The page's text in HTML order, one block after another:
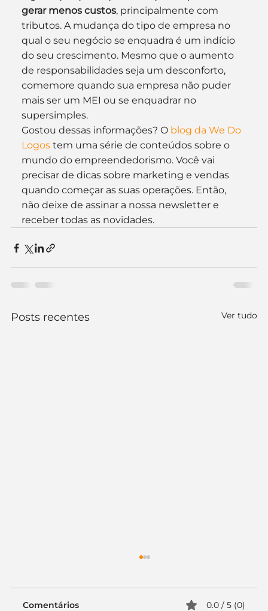
gerar menos custos, principalmente com
tributos. A mudança do tipo de empresa no
qual o seu negócio se enquadra é um indício
do seu crescimento. Mesmo que o aumento
de responsabilidades seja um desconforto,
comemore quando sua empresa não puder
mais ser um MEI ou se enquadrar no
supersimples.
Gostou dessas informações? O blog da We Do
Logos tem uma série de conteúdos sobre o
mundo do empreendedorismo. Você vai
precisar de dicas sobre marketing e vendas
quando começar as suas operações. Então,
não deixe de assinar a nossa newsletter e
receber todas as novidades.
Posts recentes Ver tudo
Comentários 0.0 / 5 (0)